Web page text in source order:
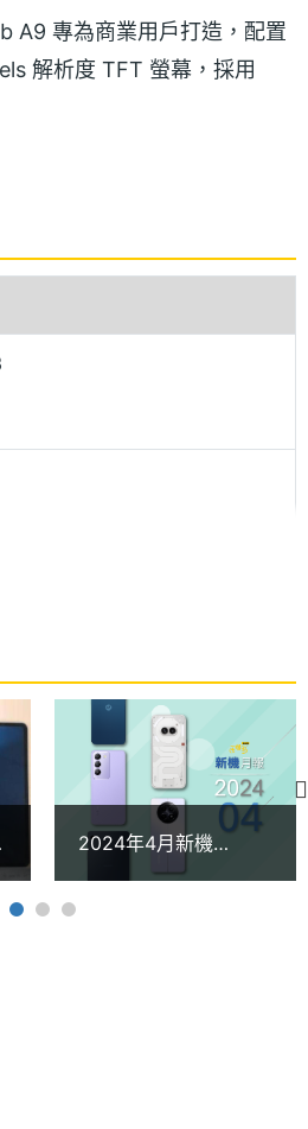
A9 專為商業用戶打造，配置
解析度 TFT 螢幕，採用
與觀看流暢性提升。後置
機採用 200 萬畫素鏡頭，支
A9 運行 Android 13 作業系
八核心處理器，內建 4GB
援 microSD 記憶卡，最高可
具備 Wi-Fi 5、藍牙 5.3、GPS
電池，支援 15W 閃電
的續航表現。
個應用程式，如查看結帳報
鬆應對繁瑣事務，使用操作
效率。搭配 Samsung Knox
惡意軟體威脅，確保內部機
傳輸。
A9 功能特色
2024年4月新機
Nothing、realme與